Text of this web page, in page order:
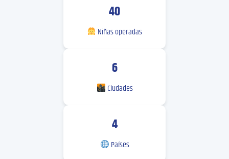
40
Niñas operadas
6
Ciudades
4
Países